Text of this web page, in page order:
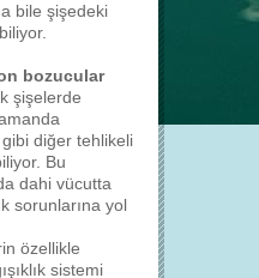
bile şişedeki
bozucular
şişelerde
diğer tehlikeli
Bu
dahi vücutta
sorunlarına yol
özellikle
sistemi